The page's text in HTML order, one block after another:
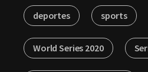
deportes sports
World Series 2020